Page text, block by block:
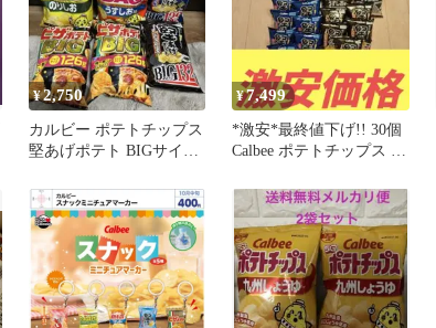
¥2,750
カルビー ポテトチップス
堅あげポテト BIGサイズ
¥7,499
*激安*最終値下げ!! 30個
Calbee ポテトチップス ま